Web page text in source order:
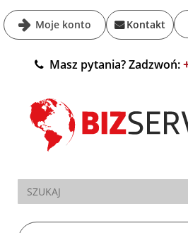
Moje konto Kontakt
Masz pytania? Zadzwoń: